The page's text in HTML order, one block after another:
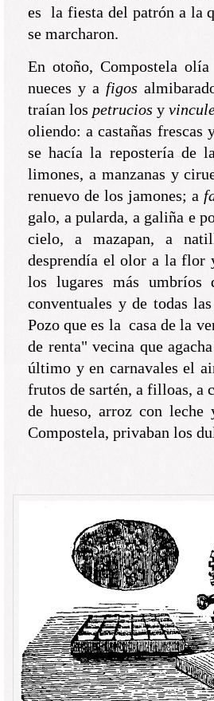
es la fiesta del patrón a la
se marcharon.
En otoño, Compostela
nueces y a figos
traían los petrucios y
oliendo: a castañas frescas
se hacía la repostería de
limones, a manzanas y
renuevo de los jamones; a
galo, a pularda, a galiña e
cielo, a mazapan, a
desprendía el olor a la flor
los lugares más
conventuales y de todas
Pozo que es la casa de la
de renta" vecina que
último y en carnavales el
frutos de sartén, a filloas, a
de hueso, arroz con
Compostela, privaban los